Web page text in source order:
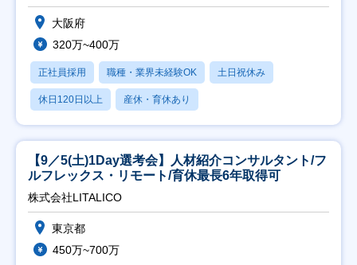
大阪府
320万~400万
正社員採用 職種・業界未経験OK 土日祝休み
休日120日以上 産休・育休あり
【9／5(土)1Day選考会】人材紹介コンサルタント/フ
ルフレックス・リモート/育休最長6年取得可
株式会社LITALICO
東京都
450万~700万